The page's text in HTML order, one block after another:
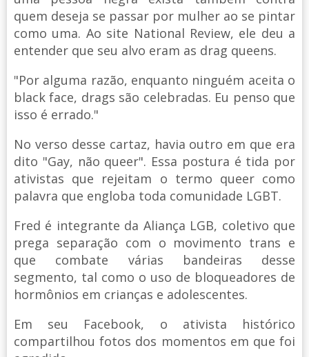
quem deseja se passar por mulher ao se pintar
como uma. Ao site National Review, ele deu a
entender que seu alvo eram as drag queens.
"Por alguma razão, enquanto ninguém aceita o
black face, drags são celebradas. Eu penso que
isso é errado."
No verso desse cartaz, havia outro em que era
dito "Gay, não queer". Essa postura é tida por
ativistas que rejeitam o termo queer como
palavra que engloba toda comunidade LGBT.
Fred é integrante da Aliança LGB, coletivo que
prega separação com o movimento trans e
que combate várias bandeiras desse
segmento, tal como o uso de bloqueadores de
hormônios em crianças e adolescentes.
Em seu Facebook, o ativista histórico
compartilhou fotos dos momentos em que foi